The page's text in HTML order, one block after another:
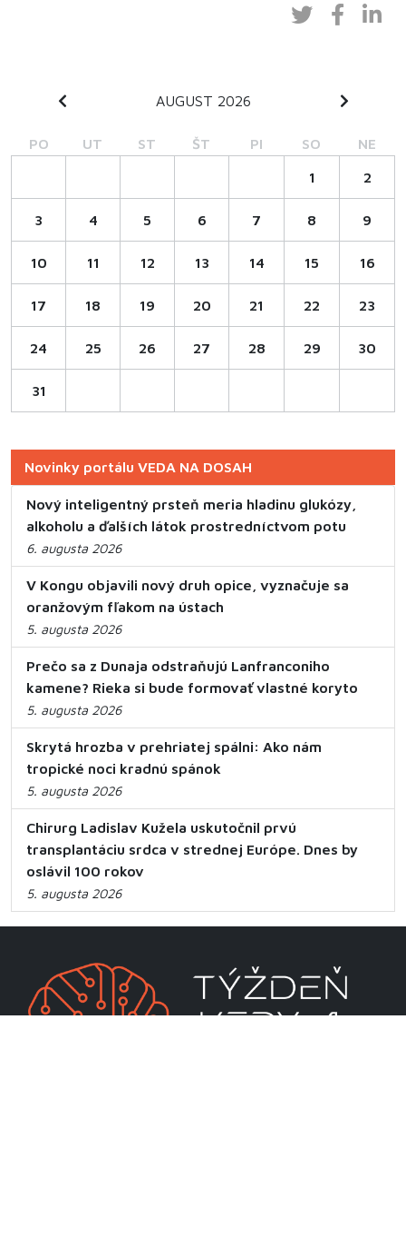
AUGUST 2026
PO UT ST ŠT PI SO NE
1 2
3 4 5 6 7 8 9
10 11 12 13 14 15 16
17 18 19 20 21 22 23
24 25 26 27 28 29 30
31
Novinky portálu VEDA NA DOSAH
Nový inteligentný prsteň meria hladinu glukózy,
alkoholu a ďalších látok prostredníctvom potu
6. augusta 2026
V Kongu objavili nový druh opice, vyznačuje sa
oranžovým fľakom na ústach
5. augusta 2026
Prečo sa z Dunaja odstraňujú Lanfranconiho
kamene? Rieka si bude formovať vlastné koryto
5. augusta 2026
Skrytá hrozba v prehriatej spálni: Ako nám
tropické noci kradnú spánok
5. augusta 2026
Chirurg Ladislav Kužela uskutočnil prvú
transplantáciu srdca v strednej Európe. Dnes by
oslávil 100 rokov
5. augusta 2026